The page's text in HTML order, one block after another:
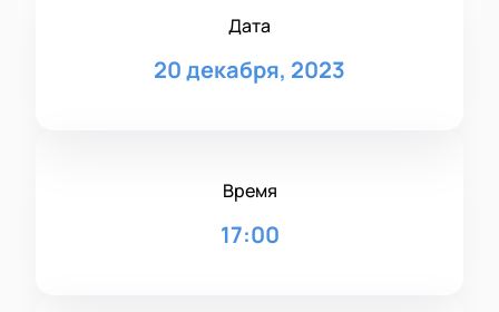
Дата
20 декабря, 2023
Время
17:00